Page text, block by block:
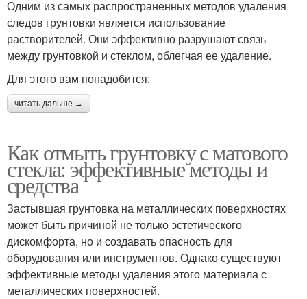
Одним из самых распространенных методов удаления
следов грунтовки является использование
растворителей. Они эффективно разрушают связь
между грунтовкой и стеклом, облегчая ее удаление.
Для этого вам понадобится:
читать дальше →
Как отмыть грунтовку с матового
стекла: эффективные методы и
средства
Застывшая грунтовка на металлических поверхностях
может быть причиной не только эстетического
дискомфорта, но и создавать опасность для
оборудования или инструментов. Однако существуют
эффективные методы удаления этого материала с
металлических поверхностей.